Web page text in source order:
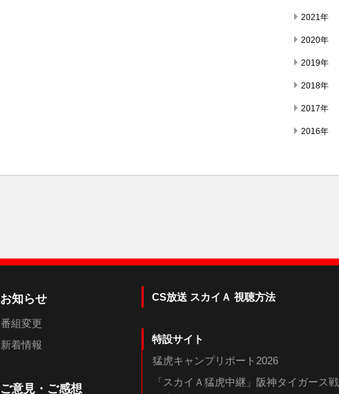
2021年
2020年
2019年
2018年
2017年
2016年
お知らせ
番組変更
新着情報
ご意見・ご感想
CS放送 スカイＡ 視聴方法
特設サイト
猛虎キャンプリポート2026
「スカイＡ猛虎中継」阪神タイガース